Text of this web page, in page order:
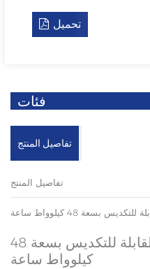
تحميل
فئات
تفاصيل المنتج
تفاصيل المنتج
بسعة 48 كيلوواط ساعة
مواصفات بطارية سيجن القابلة للتكديس بسعة 48
كيلوواط ساعة